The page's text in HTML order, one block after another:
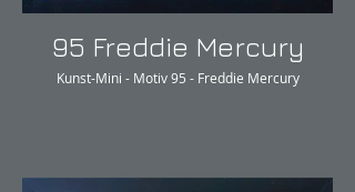
95 Freddie Mercury
Kunst-Mini - Motiv 95 - Freddie Mercury